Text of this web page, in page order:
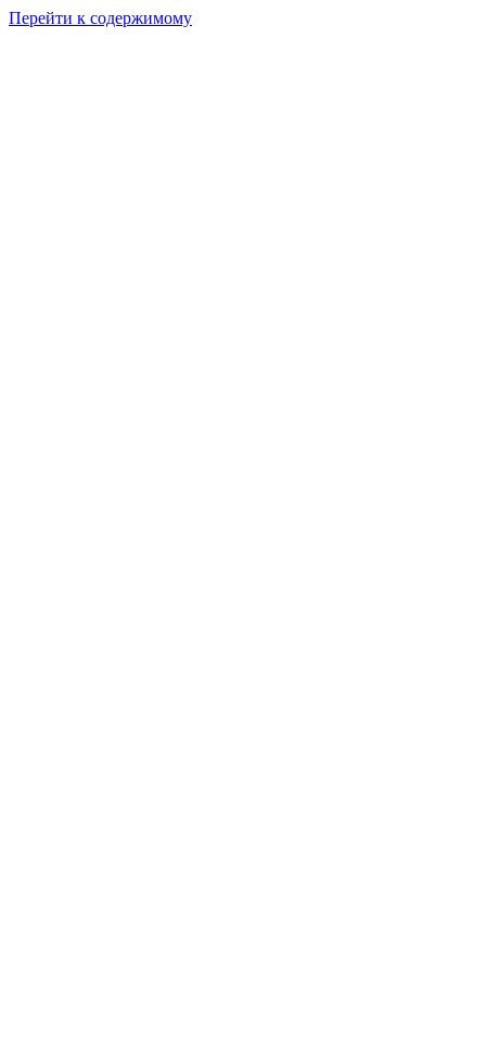
Перейти к содержимому